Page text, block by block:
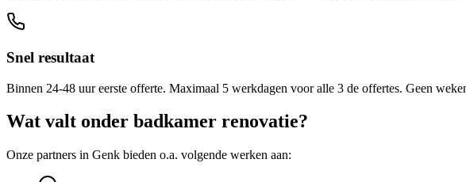
Snel resultaat
Binnen 24-48 uur eerste offerte. Maximaal 5 werkdagen voor alle 3 de offertes. Geen
Wat valt onder badkamer renovatie?
Onze partners in Genk bieden o.a. volgende werken aan: